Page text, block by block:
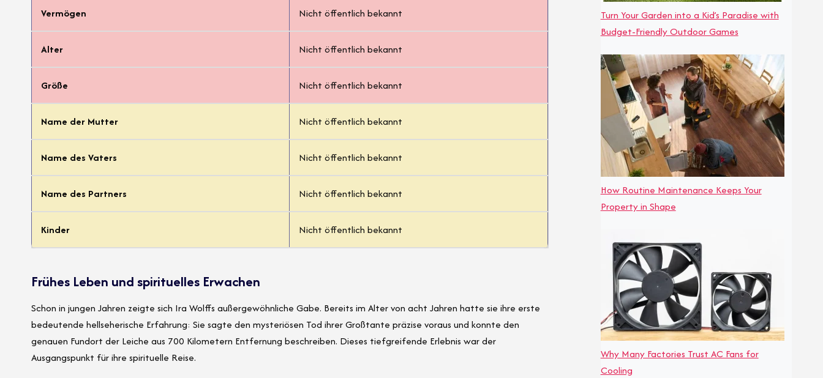
Vermögen Nicht öffentlich bekannt
Alter Nicht öffentlich bekannt
Größe Nicht öffentlich bekannt
Name der Mutter Nicht öffentlich bekannt
Name des Vaters Nicht öffentlich bekannt
Name des Partners Nicht öffentlich bekannt
Kinder Nicht öffentlich bekannt
Frühes Leben und spirituelles Erwachen
Schon in jungen Jahren zeigte sich Ira Wolffs außergewöhnliche Gabe. Bereits im Alter von acht Jahren hatte sie ihre erste
bedeutende hellseherische Erfahrung: Sie sagte den mysteriösen Tod ihrer Großtante präzise voraus und konnte den
genauen Fundort der Leiche aus 700 Kilometern Entfernung beschreiben. Dieses tiefgreifende Erlebnis war der
Ausgangspunkt für ihre spirituelle Reise.
Turn Your Garden into a Kid’s Paradise with
Budget-Friendly Outdoor Games
How Routine Maintenance Keeps Your
Property in Shape
Why Many Factories Trust AC Fans for
Cooling